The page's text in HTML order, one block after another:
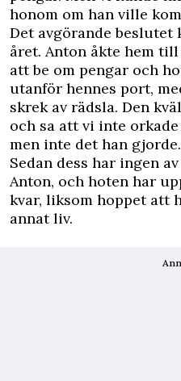
honom om han ville
Det avgörande
året. Anton åkte hem
att be om pengar och
utanför hennes port,
skrek av rädsla. Den
och sa att vi inte
men inte det han
Sedan dess har ingen
Anton, och hoten har
kvar, liksom hoppet att
annat liv.